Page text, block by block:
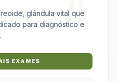
glândula vital que
para diagnóstico e
EXAMES